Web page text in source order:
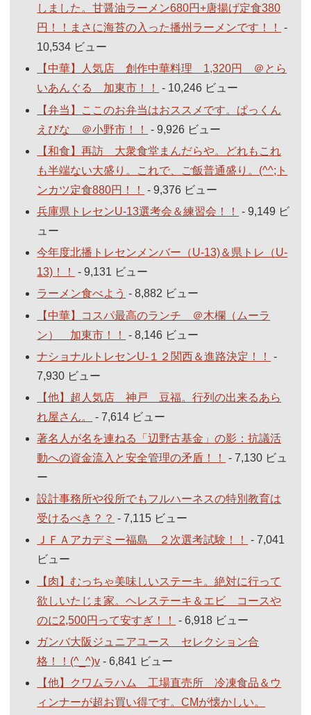
しました。甘醤油ラーメン680円+唐揚げ定食380
円！！まさに海苔の入った播州ラーメンです！！
-
10,534 ビュー
【中華】人気店 創作中華料理 1,320円 ＠とら
いあんぐる 加東市！！
- 10,246 ビュー
【弁当】ここのお弁当はおススメです。ぱっくん
えびな ＠小野市！！
- 9,926 ビュー
【和食】再訪 大衆食堂まんだらや。どれもこれ
も半端ない大盛り。これで、ご飯普通盛り。(^^;ト
ンカツ定食880円！！
- 9,376 ビュー
兵庫県トレセンU-13選考会＆練習会！！
- 9,149 ビ
ュー
今年度北播トレセンメンバー（U-13)＆県トレ（U-
13)！！
- 9,131 ビュー
ラーメン食べよう - 8,882 ビュー
【中華】コスパ最高のランチ ＠木欄（ムーラ
ン） 加東市！！
- 8,146 ビュー
ナショナルトレセンU-１２関西＆進路決定！！
-
7,930 ビュー
【他】超人気店 神戸 豆福。行列の出来るあら
れ屋さん。
- 7,614 ビュー
著名人が名を連ねる「辺野古基金」の影：抗議活
動への資金流入と安全管理の矛盾！！
- 7,130 ビュ
ー
設計事務所や役所でもフルハーネスの特別教育は
受けるべき？？ - 7,115 ビュー
ＪＦＡアカデミー福島 ２次選考試験！！
- 7,041
ビュー
【肉】むっちゃ美味しいステーキ。絶対に行って
欲しいたじま家。ヘレステーキ＆エビ コースや
のに2,500円って安すぎ！！
- 6,918 ビュー
ガンバ大阪ジュニアユース セレクション合
格！！(^_^)v - 6,841 ビュー
【他】クワムラハム 工場直売所 冷凍食品＆ウ
ィンナーが超お買い得です。CMが懐かしい。